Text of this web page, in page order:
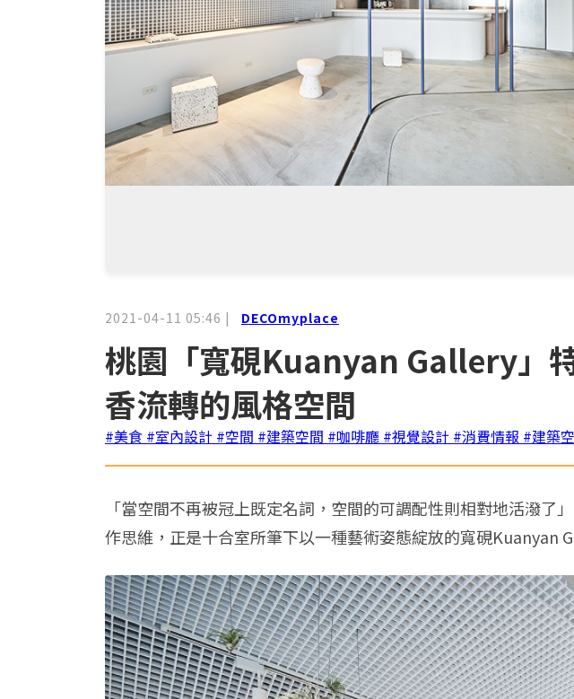
2021-04-11 05:46 | DECOmyplace
桃園「寬硯Kuanyan Gallery」
香流轉的風格空間
#美食 #室內設計 #空間 #建築空間 #咖啡廳 #視覺設計 #消費情報 #建築
「當空間不再被冠上既定名詞，空間的可調配性則相對地活潑
作思維，正是十合室所筆下以一種藝術姿態綻放的寬硯Kuanyan